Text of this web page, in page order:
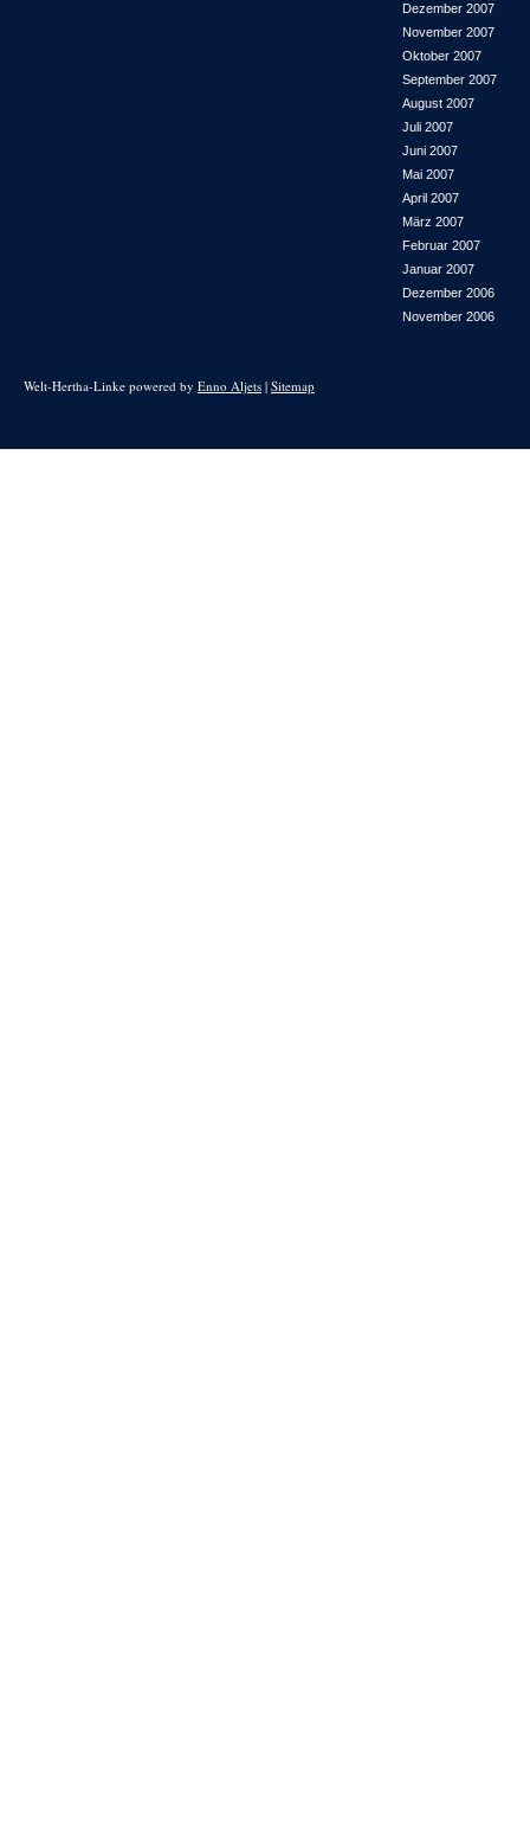
Dezember 2007
November 2007
Oktober 2007
September 2007
August 2007
Juli 2007
Juni 2007
Mai 2007
April 2007
März 2007
Februar 2007
Januar 2007
Dezember 2006
November 2006
Welt-Hertha-Linke powered by Enno Aljets | Sitemap